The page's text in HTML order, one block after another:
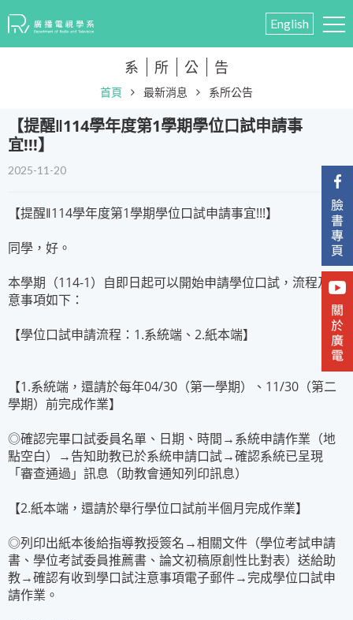
English
系 所 公 告
首頁 最新消息 系所公告
​【提醒‖114學年度第1學期學位口試申請事
宜!!!】
2025-11-20
【提醒‖114學年度第1學期學位口試申請事宜!!!】
同學，好。
本學期（114-1）自即日起可以開始申請學位口試，流程及注
意事項如下：
【學位口試申請流程：1.系統端、2.紙本端】
【1.系統端，還請於每年04/30（第一學期）、11/30（第二
學期）前完成作業】
◎確認完畢口試委員名單、日期、時間→系統申請作業（地
點空白）→告知助教已於系統申請口試→確認系統已呈現
「審查通過」訊息（助教會通知列印訊息）
【2.紙本端，還請於舉行學位口試前半個月完成作業】
◎列印出紙本後給指導教授簽名→相關文件（學位考試申請
書、學位考試委員推薦書、論文初稿原創性比對表）送給助
教→確認有收到學口試注意事項電子郵件→完成學位口試申
請作業。